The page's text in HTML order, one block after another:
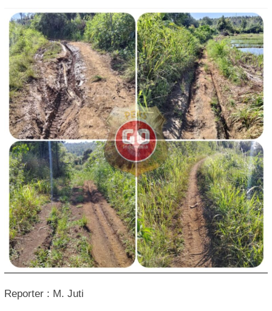
Reporter : M. Juti